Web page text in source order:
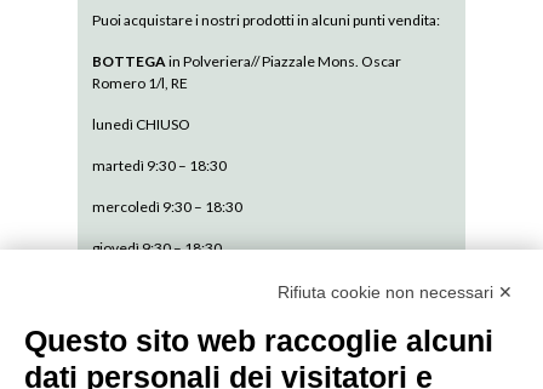
Puoi acquistare i nostri prodotti in alcuni punti vendita:
BOTTEGAin Polveriera// Piazzale Mons. Oscar
Romero 1/l, RE
lunedì CHIUSO
martedì 9:30 – 18:30
mercoledì 9:30 – 18:30
giovedì 9:30 – 18:30
sabato 9:30 – 13:30
domenica CHIUSO
Rifiuta cookie non necessari ✕
Questo sito web raccoglie alcuni
dati personali dei visitatori e